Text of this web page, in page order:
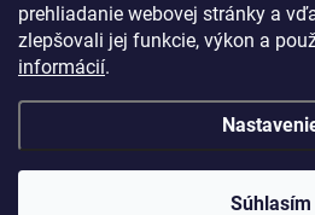
prehliadanie webovej stránky a
zlepšovali jej funkcie, výkon a
informácií.
Súhlasím
Copyright 2026Drogerkovo. Všetky práva
cookies